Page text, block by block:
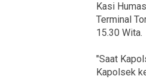
Kasi
Terminal
15.30 Wita.
"Saat
Kapolsek